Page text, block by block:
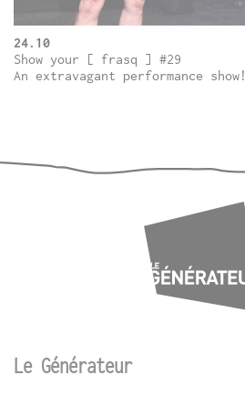
24.10
Show your [ frasq ] #29
An extravagant performance show!
Le Générateur